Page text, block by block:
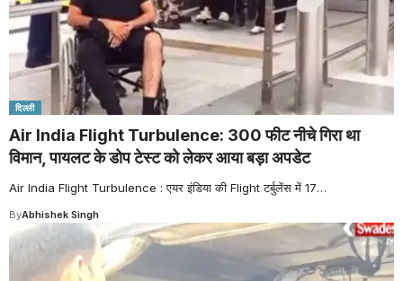
दिल्ली
Air India Flight Turbulence: 300 फीट नीचे गिरा था
विमान, पायलट के डोप टेस्ट को लेकर आया बड़ा अपडेट
Air India Flight Turbulence : एयर इंडिया की Flight टर्बुलेंस में 17…
ByAbhishek Singh